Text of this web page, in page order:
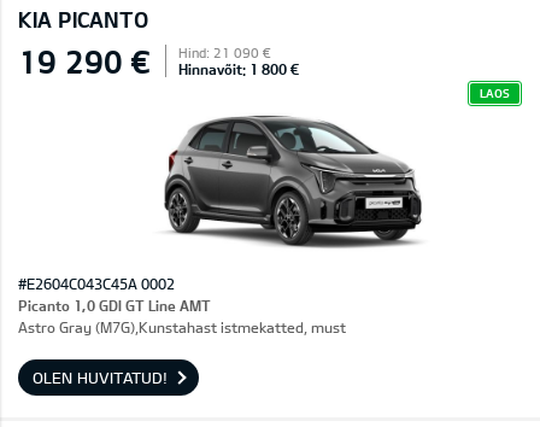
KIA PICANTO
19 290 € Hind: 21 090 €
Hinnavõit: 1 800 €
LAOS
#E2604C043C45A 0002
Picanto 1,0 GDI GT Line AMT
Astro Gray (M7G),Kunstahast istmekatted, must
OLEN HUVITATUD!